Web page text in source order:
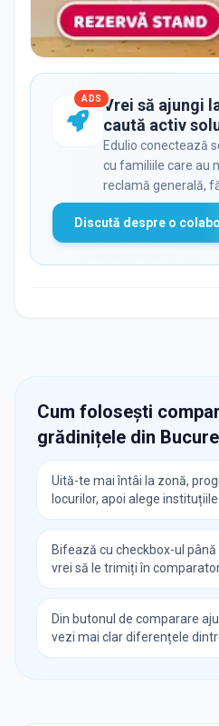
ADS Vrei să ajungi
caută activ
Edulio conectează
cu familiile care au
reclamă generală,
Discută despre o
Cum folosești
grădinițele din
Uită-te mai întâi la zonă,
locurilor, apoi alege
Bifează cu checkbox-ul
vrei să le trimiți în
Din butonul de comparare
vezi mai clar diferențele